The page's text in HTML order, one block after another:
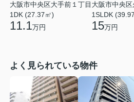
大阪市中央区大手前１丁目
1DK (27.37㎡)
11.1万円
大阪市中央
1SLDK
15万円
よく見られている物件